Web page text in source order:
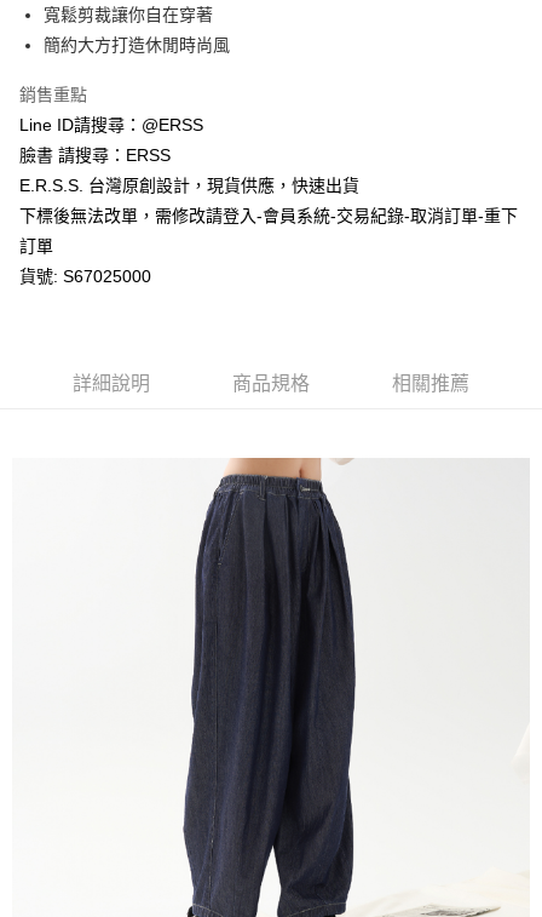
ATM／網路銀行／等多元方式進行付款，方視為交易完成。
※ 請注意：結帳手續完成當下不需立刻繳費，但若您需要取消訂單，請聯絡
後付繳納相關費用。
※ 交易是否成功請以「AFTEE先享後付 」之結帳頁面顯示為準，若有關於
是否繳費成功／繳費後需取消欲退款等相關疑問，請聯繫「AFTEE先享後付
客戶支援中心」https://netprotections.freshdesk.com/support/home
【注意事項】
１．透過由恩沛科技股份有限公司提供之「AFTEE先享後付」服務完成之交
易，需依本服務之必要範圍內提供個人資料，並將交易相關給付款項請求債
２．關於個人資料處理事宜，請瀏覽以下網址：
４．使用「AFTEE先享後付」時，將依據個別帳號之用戶狀況，依本公司即
５．嚴禁一人註冊多個帳號或使用他人資訊註冊。若發現惡意使用之情形，
恩沛科技股份有限公司將有權停止該用戶之使用額度並採取法律行動。
付款後萊爾富取貨
7-11取貨付款
每筆NT$80，滿NT$1,200(含以上)免運費
付款後7-11取貨
每筆NT$80，滿NT$1,200(含以上)免運費
寬鬆剪裁讓你自在穿著
簡約大方打造休閒時尚風
銷售重點
Line ID請搜尋：@ERSS
臉書 請搜尋：ERSS
E.R.S.S. 台灣原創設計，現貨供應，快速出貨
下標後無法改單，需修改請登入-會員系統-交易紀錄-取消訂單-重下
訂單
貨號: S67025000
詳細說明 商品規格 相關推薦